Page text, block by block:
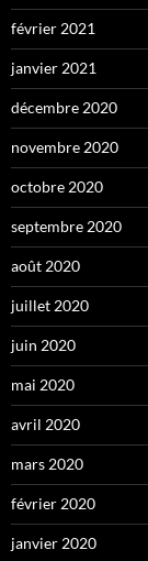
février 2021
janvier 2021
décembre 2020
novembre 2020
octobre 2020
septembre 2020
août 2020
juillet 2020
juin 2020
mai 2020
avril 2020
mars 2020
février 2020
janvier 2020